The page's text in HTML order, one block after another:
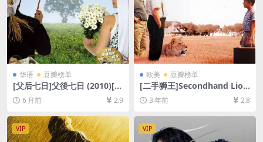
华语 豆瓣榜单
[父后七日]父後七日 (2010)[百
度网盘+夸克网盘1080P超清
未删减资源][网盘在线播放/下
载][MP4/6GB][中文字幕]
6 月前 2.9
欧美 豆瓣榜单
[二手狮王]Secondhand Lion
s (2003)[百度网盘+夸克网盘1
080P超清未删减资源][网盘在
线播放/下载][MP4/6.9GB][中
英字幕]
3 年前 2.8
VIP VIP